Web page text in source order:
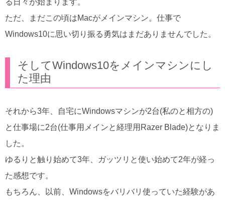
る日々が始まります。
ただ、まだこの頃はMacがメインマシン。仕事で
Windows10に思い切り振る勇気はまだありませんでした。
そしてWindows10をメインマシンにし
た理由
それから3年、自宅にWindowsマシンが2台(私のと相方の)
と仕事場に2台(仕事用メインと経理用Razer Blade)となりま
した。
ゆるりと触り始めて3年、ガッツリと使い始めて2年が経っ
た感想です。
もちろん、以前、Windowsをバリバリ使っていた経験があ